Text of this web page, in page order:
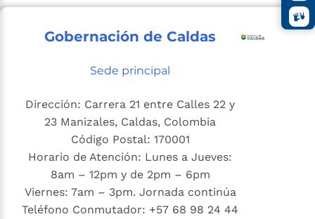
Gobernación de Caldas
Sede principal
Dirección: Carrera 21 entre Calles 22 y
23 Manizales, Caldas, Colombia
Código Postal: 170001
Horario de Atención: Lunes a Jueves:
8am – 12pm y de 2pm – 6pm
Viernes: 7am – 3pm. Jornada continúa
Teléfono Conmutador: +57 68 98 24 44